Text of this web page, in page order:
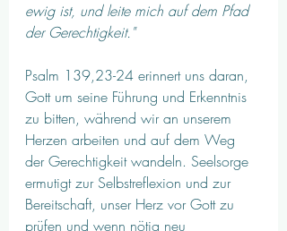
ewig ist, und leite mich auf dem Pfad
der Gerechtigkeit."
Psalm 139,23-24 erinnert uns daran,
Gott um seine Führung und Erkenntnis
zu bitten, während wir an unserem
Herzen arbeiten und auf dem Weg
der Gerechtigkeit wandeln. Seelsorge
ermutigt zur Selbstreflexion und zur
Bereitschaft, unser Herz vor Gott zu
prüfen und wenn nötig neu